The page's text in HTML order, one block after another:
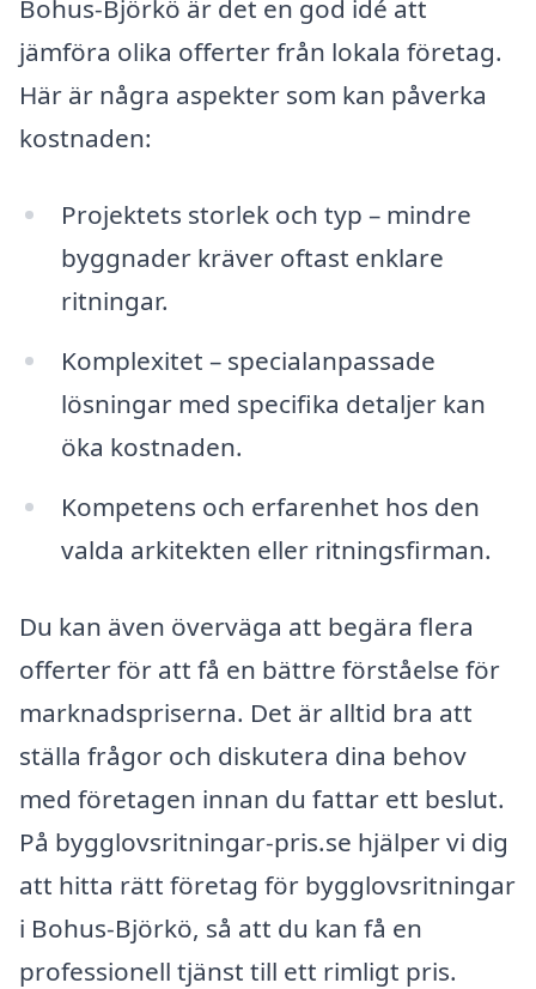
Bohus-Björkö är det en god idé att
jämföra olika offerter från lokala företag.
Här är några aspekter som kan påverka
kostnaden:
Projektets storlek och typ – mindre
byggnader kräver oftast enklare
ritningar.
Komplexitet – specialanpassade
lösningar med specifika detaljer kan
öka kostnaden.
Kompetens och erfarenhet hos den
valda arkitekten eller ritningsfirman.
Du kan även överväga att begära flera
offerter för att få en bättre förståelse för
marknadspriserna. Det är alltid bra att
ställa frågor och diskutera dina behov
med företagen innan du fattar ett beslut.
På bygglovsritningar-pris.se hjälper vi dig
att hitta rätt företag för bygglovsritningar
i Bohus-Björkö, så att du kan få en
professionell tjänst till ett rimligt pris.